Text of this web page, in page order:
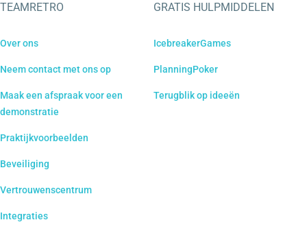
TEAMRETRO
Over ons
Neem contact met ons op
Maak een afspraak voor een
demonstratie
Praktijkvoorbeelden
Beveiliging
Vertrouwenscentrum
Integraties
GRATIS HULPMIDDELEN
IcebreakerGames
PlanningPoker
Terugblik op ideeën